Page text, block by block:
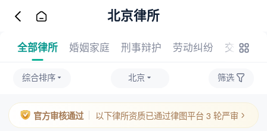
北京律所
全部律所 婚姻家庭 刑事辩护 劳动纠纷 交通事故
综合排序 北京 筛选
官方审核通过 以下律所资质已通过律图平台 3 轮严审